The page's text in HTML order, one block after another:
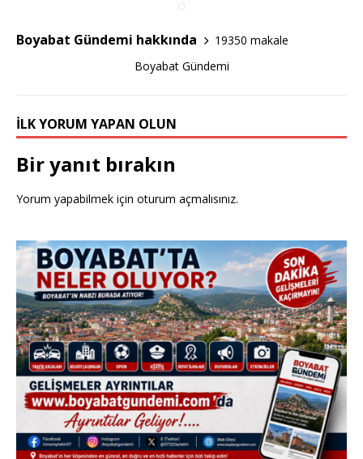
o
Boyabat Gündemi hakkında
19350 makale
Boyabat Gündemi
İLK YORUM YAPAN OLUN
Bir yanıt bırakın
Yorum yapabilmek için oturum açmalısınız.